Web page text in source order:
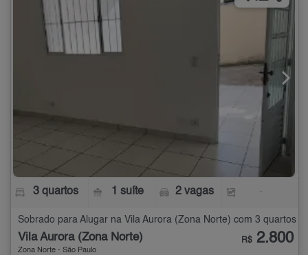
3 quartos 1 suíte 2 vagas
Sobrado para Alugar na Vila Aurora (Zona Norte) com 3 quartos
Vila Aurora (Zona Norte)
Zona Norte - São Paulo
R$ 2.800